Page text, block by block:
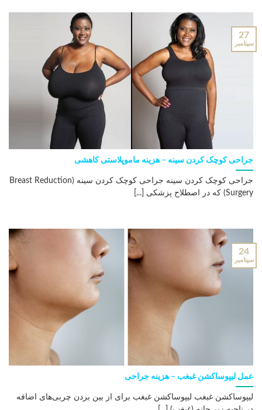
جراحی کوچک کردن سینه – هزینه ماموپلاستی کاهشی
جراحی کوچک کردن سینه جراحی کوچک کردن سینه (Breast Reduction
Surgery) که در اصطلاح پزشکی [...]
27
سپتامبر
عمل لیپوساکشن غبغب – هزینه جراحی
لیپوساکشن غبغب لیپوساکشن غبغب برای از بین بردن چربی‌های اضافه
24
سپتامبر